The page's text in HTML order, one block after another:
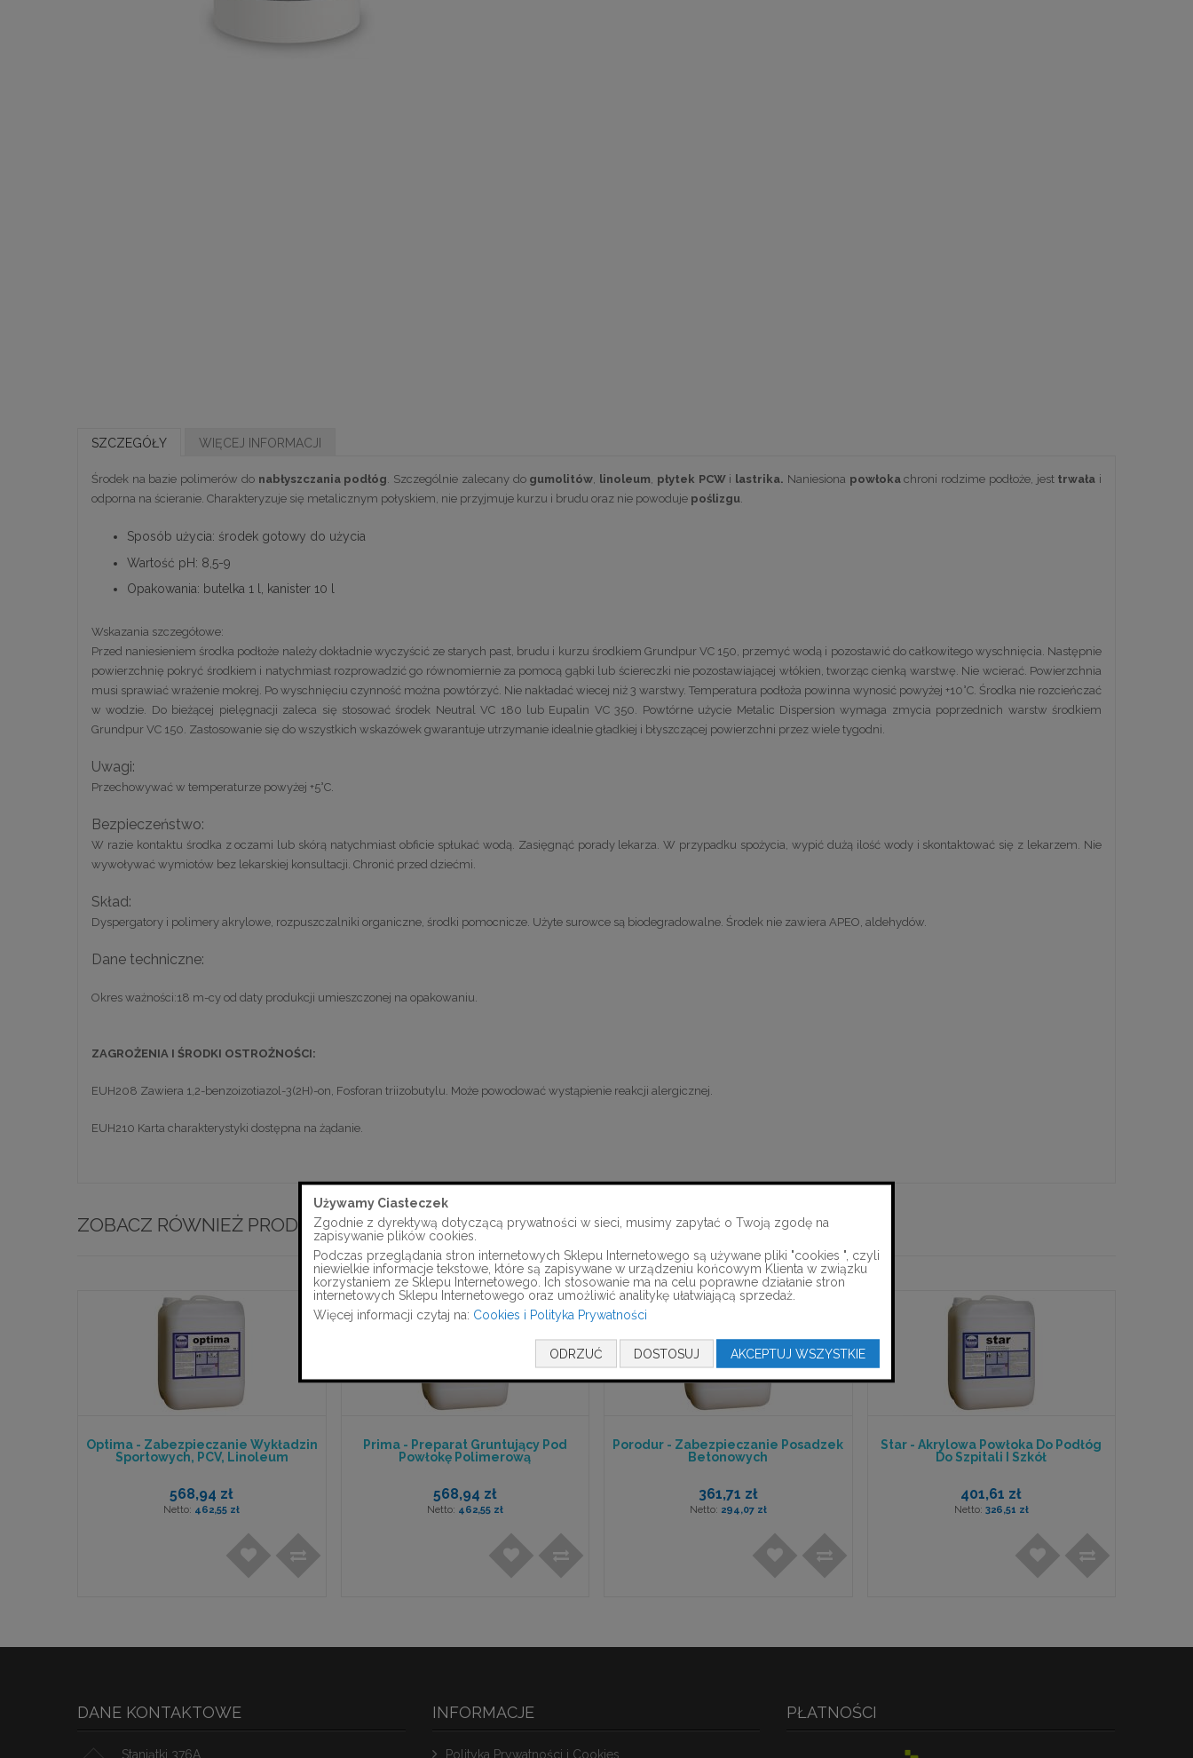
Używamy Ciasteczek
Zgodnie z dyrektywą dotyczącą prywatności w sieci, musimy zapytać o Twoją zgodę na
zapisywanie plików cookies.
Podczas przeglądania stron internetowych Sklepu Internetowego są używane pliki "cookies ", czyli
niewielkie informacje tekstowe, które są zapisywane w urządzeniu końcowym Klienta w związku
korzystaniem ze Sklepu Internetowego. Ich stosowanie ma na celu poprawne działanie stron
internetowych Sklepu Internetowego oraz umożliwić analitykę ułatwiającą sprzedaż.
Więcej informacji czytaj na: Cookies i Polityka Prywatności
ODRZUĆ DOSTOSUJ AKCEPTUJ WSZYSTKIE
SZCZEGÓŁY
Środek na bazie polimerów do nabłyszczania podłóg. Szczególnie zalecany do gumolitów, linoleum, płytek PCWi lastrika. Naniesiona powłokachroni rodzime podłoże, jest trwała i
odporna na ścieranie. Charakteryzuje się metalicznym połyskiem, nie przyjmuje kurzu i brudu oraz nie powoduje poślizgu.
Sposób użycia: środek gotowy do użycia
Wartość pH: 8,5-9
Opakowania: butelka 1 l, kanister 10 l
Wskazania szczegółowe:
Przed naniesieniem środka podłoże należy dokładnie wyczyścić ze starych past, brudu i kurzu środkiem Grundpur VC 150, przemyć wodą i pozostawić do całkowitego wyschnięcia. Następnie
powierzchnię pokryć środkiem i natychmiast rozprowadzić go równomiernie za pomocą gąbki lub ściereczki nie pozostawiającej włókien, tworząc cienką warstwę. Nie wcierać. Powierzchnia
musi sprawiać wrażenie mokrej. Po wyschnięciu czynność można powtórzyć. Nie nakładać wiecej niż 3 warstwy. Temperatura podłoża powinna wynosić powyżej +10°C. Środka nie rozcieńczać
w wodzie. Do bieżącej pielęgnacji zaleca się stosować środek Neutral VC 180 lub Eupalin VC 350. Powtórne użycie Metalic Dispersion wymaga zmycia poprzednich warstw środkiem
Grundpur VC 150. Zastosowanie się do wszystkich wskazówek gwarantuje utrzymanie idealnie gładkiej i błyszczącej powierzchni przez wiele tygodni.
Uwagi:
Przechowywać w temperaturze powyżej +5°C.
Bezpieczeństwo:
W razie kontaktu środka z oczami lub skórą natychmiast obficie spłukać wodą. Zasięgnąć porady lekarza. W przypadku spożycia, wypić dużą ilość wody i skontaktować się z lekarzem. Nie
wywoływać wymiotów bez lekarskiej konsultacji. Chronić przed dziećmi.
Skład:
Dyspergatory i polimery akrylowe, rozpuszczalniki organiczne, środki pomocnicze. Użyte surowce są biodegradowalne. Środek nie zawiera APEO, aldehydów.
Dane techniczne:
Okres ważności:18 m-cy od daty produkcji umieszczonej na opakowaniu.
ZAGROŻENIA I ŚRODKI OSTROŻNOŚCI:
EUH208 Zawiera 1,2-benzoizotiazol-3(2H)-on, Fosforan triizobutylu. Może powodować wystąpienie reakcji alergicznej.
EUH210 Karta charakterystyki dostępna na żądanie.
WIĘCEJ INFORMACJI
ZOBACZ RÓWNIEŻ PRODUKTY
Optima - Zabezpieczanie Wykładzin
Sportowych, PCV, Linoleum
568,94 zł
462,55 zł
Prima - Preparat Gruntujący Pod
Powłokę Polimerową
568,94 zł
462,55 zł
Porodur - Zabezpieczanie Posadzek
Betonowych
361,71 zł
294,07 zł
Star - Akrylowa Powłoka Do Podłóg
Do Szpitali I Szkół
401,61 zł
326,51 zł
DANE KONTAKTOWE
Staniątki 376A,
INFORMACJE
Polityka Prywatności i Cookies
PŁATNOŚCI